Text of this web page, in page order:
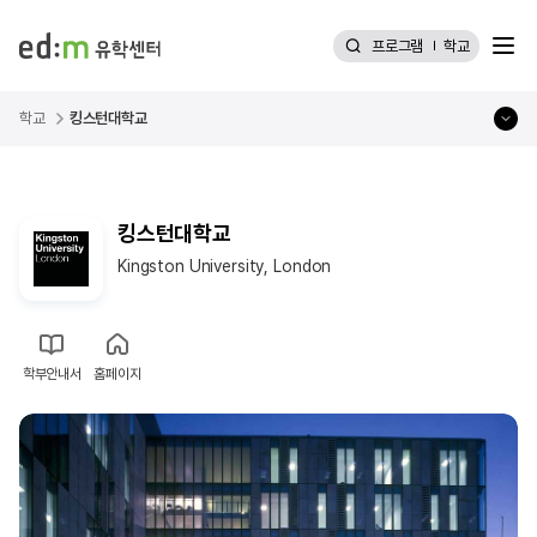
프로그램 학교
학교 킹스턴대학교
킹스턴대학교
Kingston University, London
학부안내서 홈페이지